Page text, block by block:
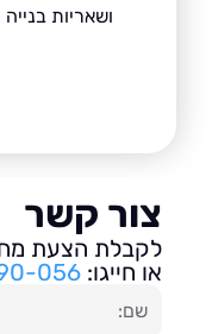
ושאריות בנייה
קשר
הצעת מחיר
חייגו:8090-056